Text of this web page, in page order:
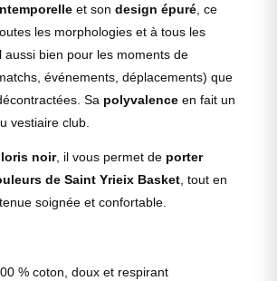
et son design épuré , ce
les morphologies et à tous les
aussi bien pour les moments de
événements, déplacements) que
Sa polyvalence en fait un
vestiaire club.
noir, il vous permet de porter
de Saint Yrieix Basket , tout en
soignée et confortable.
% coton, doux et respirant